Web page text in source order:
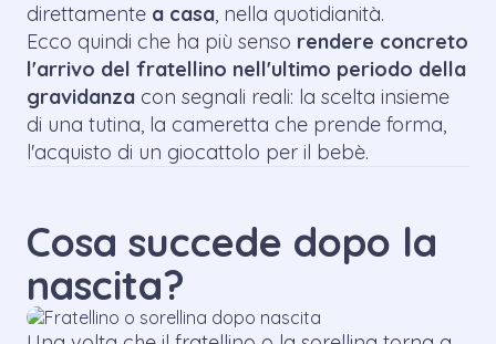
direttamente a casa, nella quotidianità.
Ecco quindi che ha più senso rendere concreto
l'arrivo del fratellino nell'ultimo periodo della
gravidanza con segnali reali: la scelta insieme
di una tutina, la cameretta che prende forma,
l'acquisto di un giocattolo per il bebè.
Cosa succede dopo la
nascita?